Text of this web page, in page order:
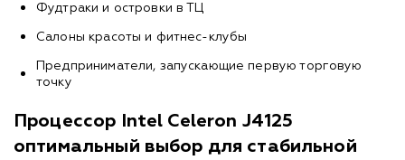
Фудтраки и островки в ТЦ
Салоны красоты и фитнес-клубы
Предприниматели, запускающие первую торговую
точку
Процессор Intel Celeron J4125
оптимальный выбор для стабильной